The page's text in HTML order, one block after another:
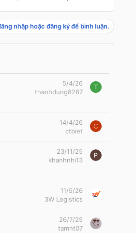
nhập hoặc đăng ký để bình luận.
5/4/26
thanhdung8287
T
14/4/26
ctbiet
C
23/11/25
khanhnhi13
11/5/26
3W Logistics
26/7/25
tamnt07